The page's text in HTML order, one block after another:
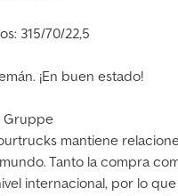
315/70/22,5
¡En buen estado!
Gruppe
mantiene
Tanto la compra
internacional, por lo